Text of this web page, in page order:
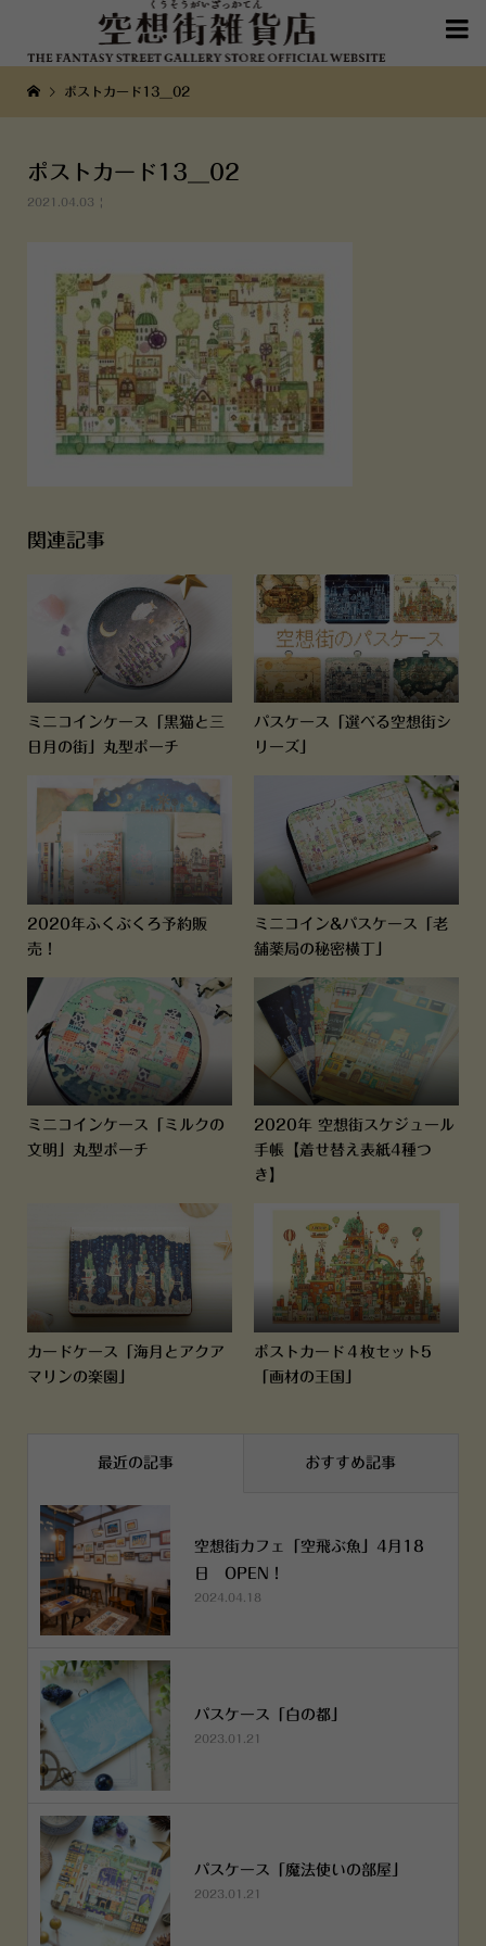

ポストカード13__02
ポストカード13__02
2021.04.03
関連記事
ミニコインケース「黒猫と三
日月の街」丸型ポーチ
パスケース「選べる空想街シ
リーズ」
2020年ふくぶくろ予約販
売！
ミニコイン&パスケース「老
舗薬局の秘密横丁」
ミニコインケース「ミルクの
文明」丸型ポーチ
2020年 空想街スケジュール
手帳【着せ替え表紙4種つ
き】
カードケース「海月とアクア
マリンの楽園」
ポストカード４枚セット5
「画材の王国」
最近の記事 おすすめ記事
空想街カフェ「空飛ぶ魚」4月18
日 OPEN！
2024.04.18
パスケース「白の都」
2023.01.21
パスケース「魔法使いの部屋」
2023.01.21